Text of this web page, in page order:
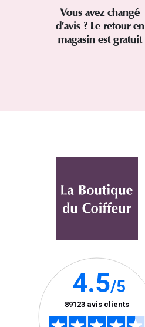
Vous avez changé
d’avis ? Le retour en
magasin est gratuit